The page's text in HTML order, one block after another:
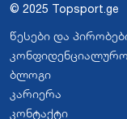
© 2025 Topsport.ge
წესები და
ბლოგი
კარიერა
კონტაქტი